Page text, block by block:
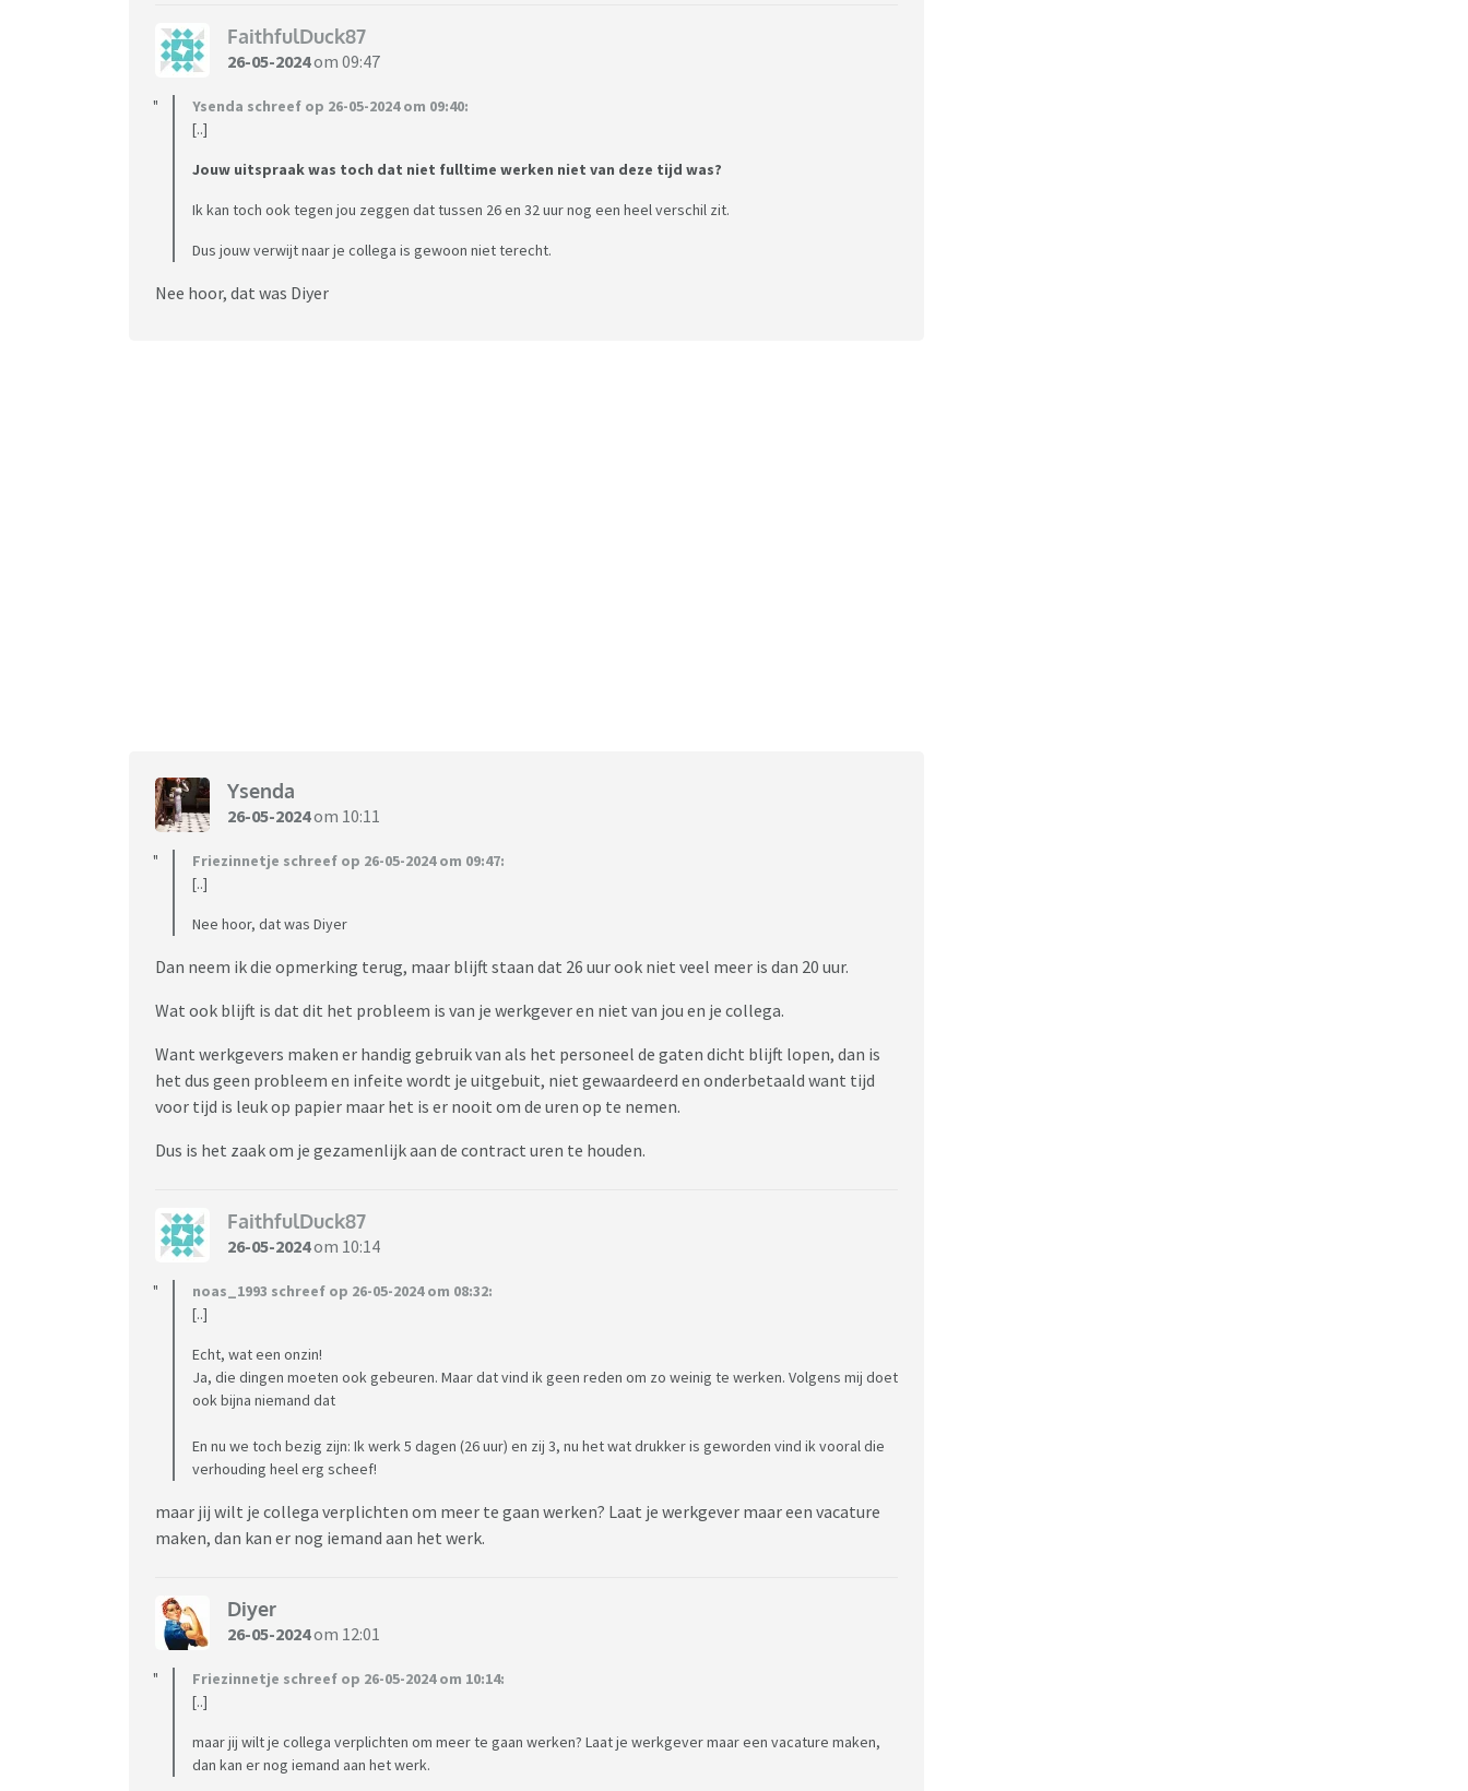
FaithfulDuck87
26-05-2024om 09:47
Ysenda schreef op 26-05-2024 om 09:40:
[..]
Jouw uitspraak was toch dat niet fulltime werken niet van deze tijd was?
Ik kan toch ook tegen jou zeggen dat tussen 26 en 32 uur nog een heel verschil zit.
Dus jouw verwijt naar je collega is gewoon niet terecht.
Nee hoor, dat was Diyer
Ysenda
26-05-2024om 10:11
Friezinnetje schreef op 26-05-2024 om 09:47:
[..]
Nee hoor, dat was Diyer
Dan neem ik die opmerking terug, maar blijft staan dat 26 uur ook niet veel meer is dan 20 uur.
Wat ook blijft is dat dit het probleem is van je werkgever en niet van jou en je collega.
Want werkgevers maken er handig gebruik van als het personeel de gaten dicht blijft lopen, dan is
het dus geen probleem en infeite wordt je uitgebuit, niet gewaardeerd en onderbetaald want tijd
voor tijd is leuk op papier maar het is er nooit om de uren op te nemen.
Dus is het zaak om je gezamenlijk aan de contract uren te houden.
FaithfulDuck87
26-05-2024om 10:14
noas_1993 schreef op 26-05-2024 om 08:32:
[..]
Echt, wat een onzin!
Ja, die dingen moeten ook gebeuren. Maar dat vind ik geen reden om zo weinig te werken. Volgens mij doet
ook bijna niemand dat
En nu we toch bezig zijn: Ik werk 5 dagen (26 uur) en zij 3, nu het wat drukker is geworden vind ik vooral die
verhouding heel erg scheef!
maar jij wilt je collega verplichten om meer te gaan werken? Laat je werkgever maar een vacature
maken, dan kan er nog iemand aan het werk.
Diyer
26-05-2024om 12:01
Friezinnetje schreef op 26-05-2024 om 10:14:
[..]
maar jij wilt je collega verplichten om meer te gaan werken? Laat je werkgever maar een vacature maken,
dan kan er nog iemand aan het werk.